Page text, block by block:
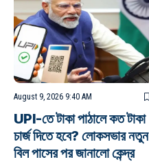
August 9, 2026 9:40 AM
UPI-তে টাকা পাঠালে কত টাকা
চার্জ দিতে হবে? লোকসভার নতুন
বিল পাসের পর জানালো কেন্দ্র